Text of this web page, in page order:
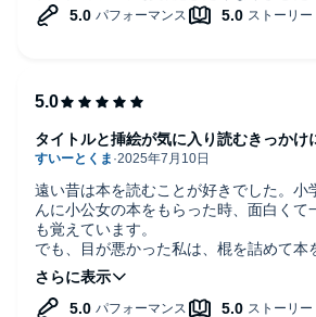
遠い昔は本を読むことが好きでした。小
んに小公女の本をもらった時、面白くて
も覚えています。
でも、目が悪かった私は、棍を詰めて本
れ、その内に読まなくなっていきました
事も忙しく、せかせかした毎日を送るよ
父がコーヒーが好きで、良く美味しいコ
タイトルと挿絵が気に入り読むきっかけ